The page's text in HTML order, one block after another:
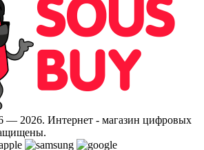
— 2026. Интернет - магазин цифровых